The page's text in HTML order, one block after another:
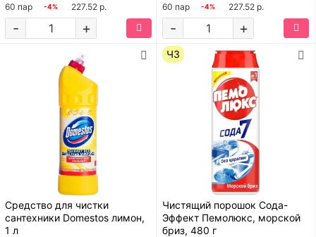
60 пар -4% 227.52 р.
+
-
60 пар -4% 227.52 р.
+
-
Средство для чистки
сантехники Domestos лимон,
1 л
ЧЗ
Чистящий порошок Сода-
Эффект Пемолюкс, морской
бриз, 480 г